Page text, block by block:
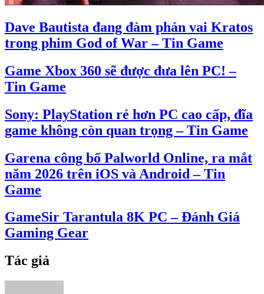
Dave Bautista đang đàm phán vai Kratos
trong phim God of War – Tin Game
Game Xbox 360 sẽ được đưa lên PC! –
Tin Game
Sony: PlayStation rẻ hơn PC cao cấp, đĩa
game không còn quan trọng – Tin Game
Garena công bố Palworld Online, ra mắt
năm 2026 trên iOS và Android – Tin
Game
GameSir Tarantula 8K PC – Đánh Giá
Gaming Gear
Tác giả